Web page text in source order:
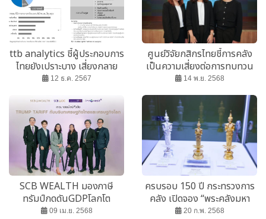
ttb analytics ชี้ผู้ประกอบการ
ไทยยังเปราะบาง เสี่ยงกลาย
เป็น “Zombie Firm” กว่า
12 ธ.ค. 2567
ศูนย์วิจัยกสิกรไทยชี้การคลัง
เป็นความเสี่ยงต่อการทบทวน
ปรับอันดับความน่าเชื่อถือ
14 พ.ย. 2568
SCB WEALTH มองภาษี
ทรัมป์กดดันGDPโลกโต
เหลือ2.2% ส่วนไทยโต 1.4-
09 เม.ย. 2568
ครบรอบ 150 ปี กระทรวงการ
คลัง เปิดจอง “พระคลังมหา
สมบัติ”
20 ก.พ. 2568